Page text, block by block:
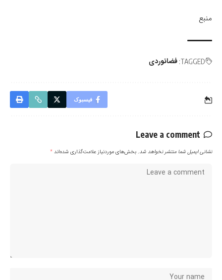
منبع
TAGGED: فضانوردی
فیسبوک
Leave a comment
نشانی ایمیل شما منتشر نخواهد شد. بخش‌های موردنیاز علامت‌گذاری شده‌اند*